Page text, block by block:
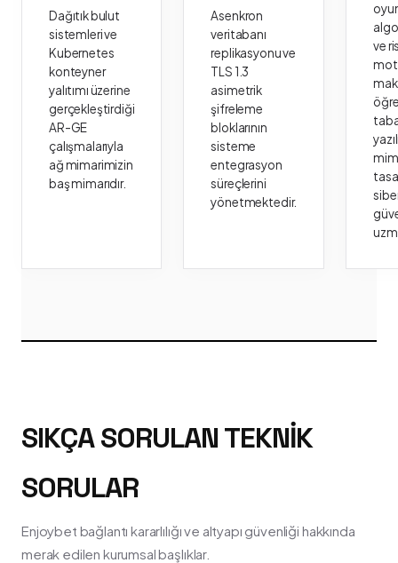
Dağıtık bulut
sistemleri ve
Kubernetes
konteyner
yalıtımı üzerine
gerçekleştirdiği
AR-GE
çalışmalarıyla
ağ mimarimizin
baş mimarıdır.
Asenkron
veritabanı
replikasyonu ve
TLS 1.3
asimetrik
şifreleme
bloklarının
sisteme
entegrasyon
süreçlerini
yönetmektedir.
ve
SIKÇA SORULAN TEKNIK
SORULAR
Enjoybet bağlantı kararlılığı ve altyapı güvenliği hakkında
merak edilen kurumsal başlıklar.